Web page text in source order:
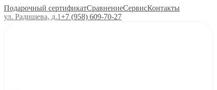
Подарочный сертификатСравнениеСервисКонтакты
ул. Радищева, д.1+7 (958) 609‑70‑27